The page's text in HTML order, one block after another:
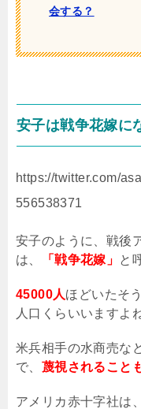
会する？
安子は戦争花嫁に
https://twitter.com/
556538371
安子のように、戦後
は、
「戦争花嫁」 と
45000人ほどいたそ
人口くらいいますよ
米兵相手の水商売な
で、 蔑視されること
アメリカ赤十字社は